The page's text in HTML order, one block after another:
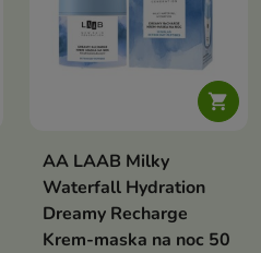

AA LAAB Milky
Waterfall Hydration
Dreamy Recharge
Krem-maska na noc 50